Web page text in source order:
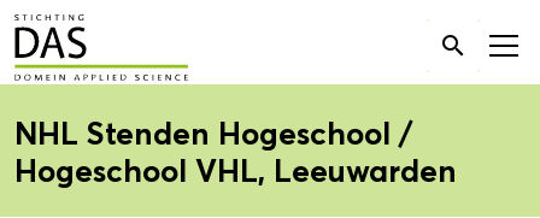
Zoek
naar:

NHL Stenden Hogeschool /
Hogeschool VHL, Leeuwarden